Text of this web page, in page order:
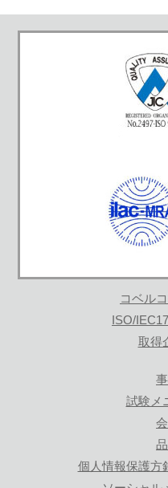
コベル
ISO/
取得
試験メ
個人情報保護方